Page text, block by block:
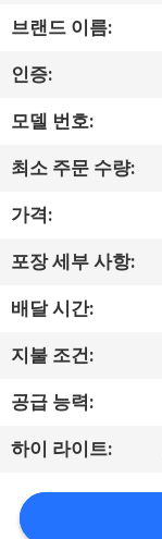
회
사
공
장
견
학
질
브랜드 이름:
인증:
모델 번호:
최소 주문 수량:
가격:
포장 세부 사항:
배달 시간:
지불 조건:
공급 능력:
하이 라이트: